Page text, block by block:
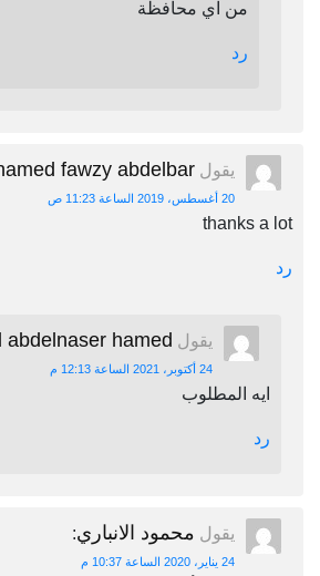
من اي محافظة
رد
يقول fawzy abdelbar
20 أغسطس، 2019 الساعة 11:23 ص
thanks a lot
رد
يقول abdelnaser hamed
24 أكتوبر، 2021 الساعة 12:13 م
ايه المطلوب
رد
يقول محمود الانباري:
24 يناير، 2020 الساعة 10:37 م